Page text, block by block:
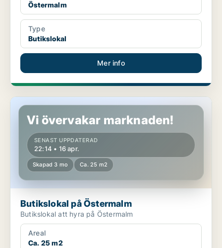
Östermalm
Type
Butikslokal
Mer info
Butikslokal på Östermalm
Vi övervakar marknaden!
SENAST UPPDATERAD
22:14 • 16 apr.
Skapad 3 mo Ca. 25 m2
Butikslokal på Östermalm
Butikslokal att hyra på Östermalm
Areal
Ca. 25 m2